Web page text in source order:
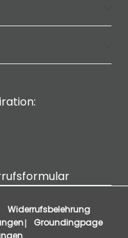
Widerrufsbelehrung
Groundingpage